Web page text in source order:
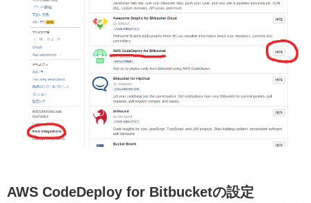
AWS CodeDeploy for Bitbucketの設定